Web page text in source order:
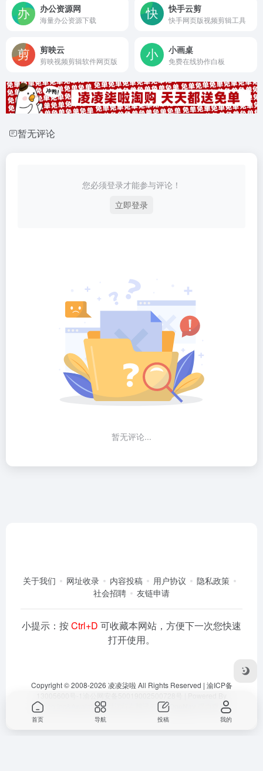
办公资源网
海量办公资源下载
快手云剪
快手网页版视频剪辑工具
剪映云
剪映视频剪辑软件网页版
小画桌
免费在线协作白板
暂无评论
您必须登录才能参与评论！
立即登录
暂无评论...
关于我们 网址收录 内容投稿 用户协议
隐私政策
社会招聘
友链申请
小提示：按Ctrl+D 可收藏本网站，方便下一次您快速
打开使用。
Copyright © 2008-2026 凌凌柒啦 All Rights Reserved | 渝ICP备
Dlaoo.Inc
Awalab| 本站运行在 由OneNav 强力驱动
首页 导航 投稿 我的